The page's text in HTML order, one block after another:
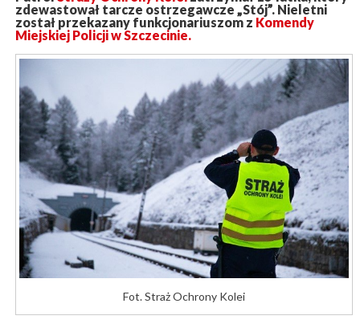
zdewastował tarcze ostrzegawcze „Stój”. Nieletni
został przekazany funkcjonariuszom z Komendy
Miejskiej Policji w Szczecinie.
Fot. Straż Ochrony Kolei